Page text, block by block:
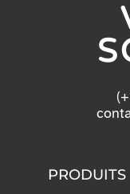
PRODUITS